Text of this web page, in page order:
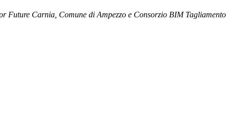
Future Carnia, Comune di Ampezzo e Consorzio BIM Tagliamento